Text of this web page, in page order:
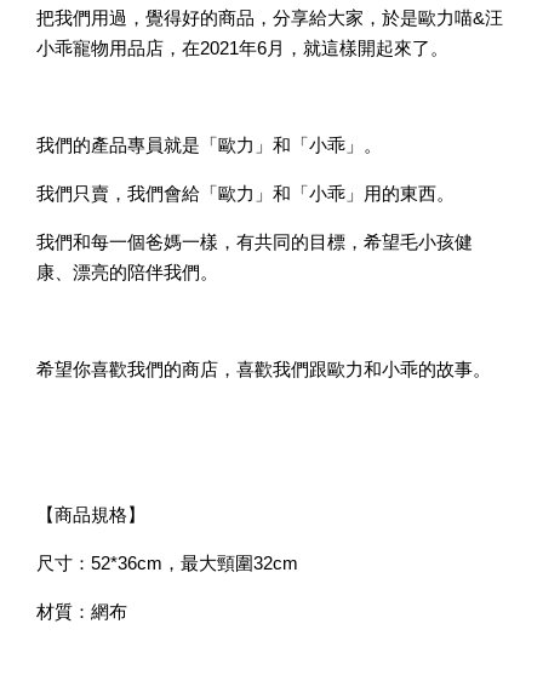
把我們用過，覺得好的商品，分享給大家，於是歐力喵&汪
小乖寵物用品店，在2021年6月，就這樣開起來了。
我們的產品專員就是「歐力」和「小乖」。
我們只賣，我們會給「歐力」和「小乖」用的東西。
我們和每一個爸媽一樣，有共同的目標，希望毛小孩健
康、漂亮的陪伴我們。
希望你喜歡我們的商店，喜歡我們跟歐力和小乖的故事。
【商品規格】
尺寸：52*36cm，最大頸圍32cm
材質：網布